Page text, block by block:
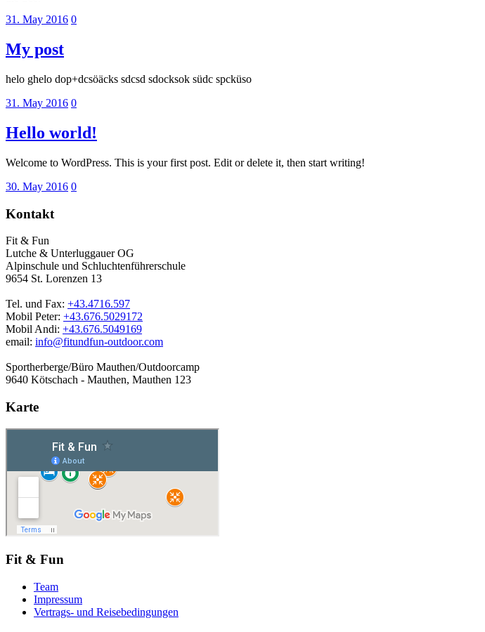
31. May 2016 0
My post
helo ghelo dop+dcsöäcks sdcsd sdocksok südc spcküso
31. May 2016 0
Hello world!
Welcome to WordPress. This is your first post. Edit or delete it, then start writing!
30. May 2016 0
Kontakt
Fit & Fun
Lutche & Unterluggauer OG
Alpinschule und Schluchtenführerschule
9654 St. Lorenzen 13
Tel. und Fax: +43.4716.597
Mobil Peter: +43.676.5029172
Mobil Andi: +43.676.5049169
email: info@fitundfun-outdoor.com
Sportherberge/Büro Mauthen/Outdoorcamp
9640 Kötschach - Mauthen, Mauthen 123
Karte
Fit & Fun
Team
Impressum
Vertrags- und Reisebedingungen